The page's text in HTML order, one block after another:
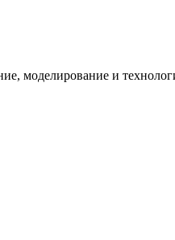
моделирование и